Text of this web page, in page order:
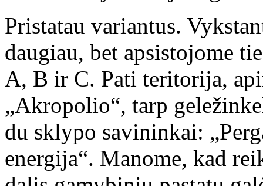
Pristatau variantus.
daugiau, bet apsistojome
A, B ir C. Pati teritorija,
„Akropolio“, tarp
du sklypo savininkai:
energija“. Manome, kad